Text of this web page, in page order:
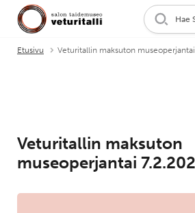
Hae
Etusivu Veturitallin maksuton
Veturitallin maksuton
museoperjantai